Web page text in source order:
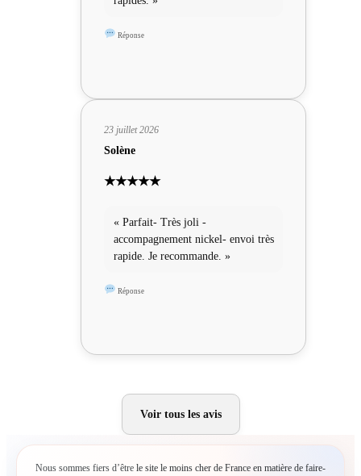
Réponse
23 juillet 2026
Solène
★★★★★
« Parfait- Très joli -
accompagnement nickel- envoi très
rapide. Je recommande. »
Réponse
Voir tous les avis
Nous sommes fiers d’être le site le moins cher de France en matière de faire-